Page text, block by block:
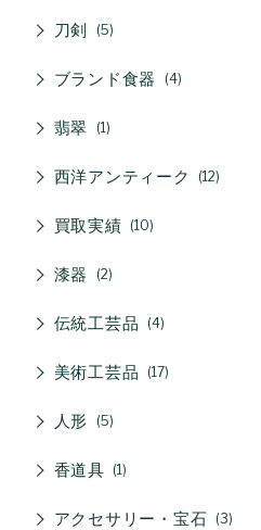
刀剣 5
ブランド食器 4
翡翠 1
西洋アンティーク 12
買取実績 10
漆器 2
伝統工芸品 4
美術工芸品 17
人形 5
香道具 1
アクセサリー・宝石 3